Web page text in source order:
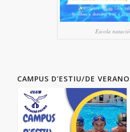
Escola natació
CAMPUS D’ESTIU/DE VERANO